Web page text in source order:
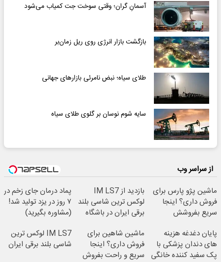
آسمانِ گران؛ وقتی سوخت جت کمیاب می‌شود
بازگشت بازار انرژی روی ریل زمان‌بر
طلای سیاه؛ نبض نامرئی بازارهای جهانی
سایه‌ شوم نوسان بر گلوی طلای سیاه
از سراسر وب
ماشین پژو پارس برای
فروش داری؟ اینجا
سریع بفروشش
بازدید از IM LS7
لوکس ترین شاسی بلند
برقی ایران در باشگاه
پماد درمان جای زخم در
۷ روز در یزد تولید شد!
(مشاوره بگیرید)
پایان دغدغه هزینه
های دندان پزشکی با
پک سفید کننده خانگی
ماشین شاهین برای
فروش داری؟ اینجا
سریع و راحت بفروش
IM LS7 لوکس ترین
شاسی بلند برقی ایران